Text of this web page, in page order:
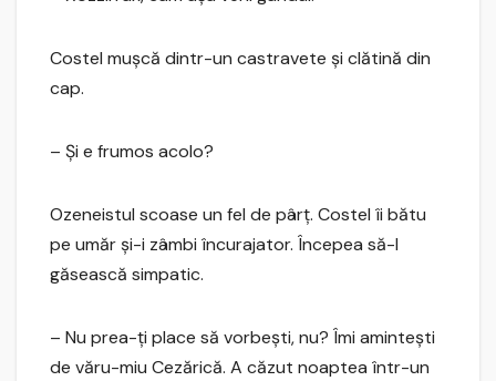
Costel muşcă dintr-un castravete şi clătină din
cap.
– Şi e frumos acolo?
Ozeneistul scoase un fel de pârţ. Costel îi bătu
pe umăr şi-i zâmbi încurajator. Începea să-l
găsească simpatic.
– Nu prea-ţi place să vorbeşti, nu? Îmi aminteşti
de văru-miu Cezărică. A căzut noaptea într-un